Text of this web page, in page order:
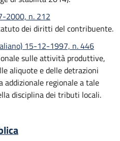
2000, n. 212
dei diritti del contribuente.
15-12-1997, n. 446
sulle attività produttive,
aliquote e delle detrazioni
regionale a tale
disciplina dei tributi locali.